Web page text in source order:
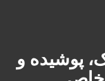
پوشیده و